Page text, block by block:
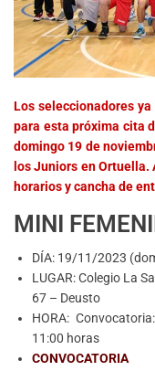
Los seleccionadores
para esta próxima cita
domingo 19 de
los Juniors en
horarios y cancha de
MINI
DÍA: 19/11/2023
LUGAR: Colegio La
67 – Deusto
HORA:
11:00 horas
CONVOCATORIA